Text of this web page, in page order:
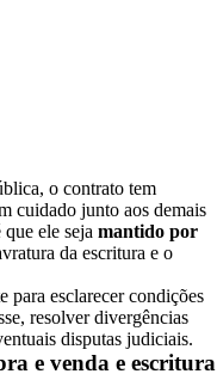
o contrato tem
cuidado junto aos demais
ele seja mantido por
da escritura e o
para esclarecer condições
resolver divergências
disputas judiciais.
e venda e escritura